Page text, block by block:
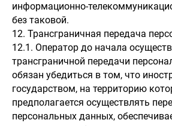
информационно-
без таковой.
12. Трансграничная передача
12.1. Оператор до начала
трансграничной передачи
обязан убедиться в том, что
государством, на территорию
предполагается осуществлять
персональных данных,